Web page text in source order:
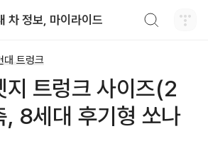
차 정보, 마이라이드
대 트렁크
지 트렁크 사이즈(2
, 8세대 후기형 쏘나